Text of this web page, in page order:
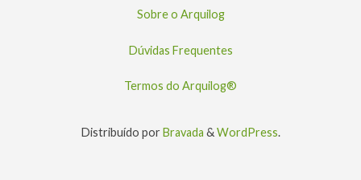
Sobre o Arquilog
Dúvidas Frequentes
Termos do Arquilog®
Distribuído por Bravada &WordPress.